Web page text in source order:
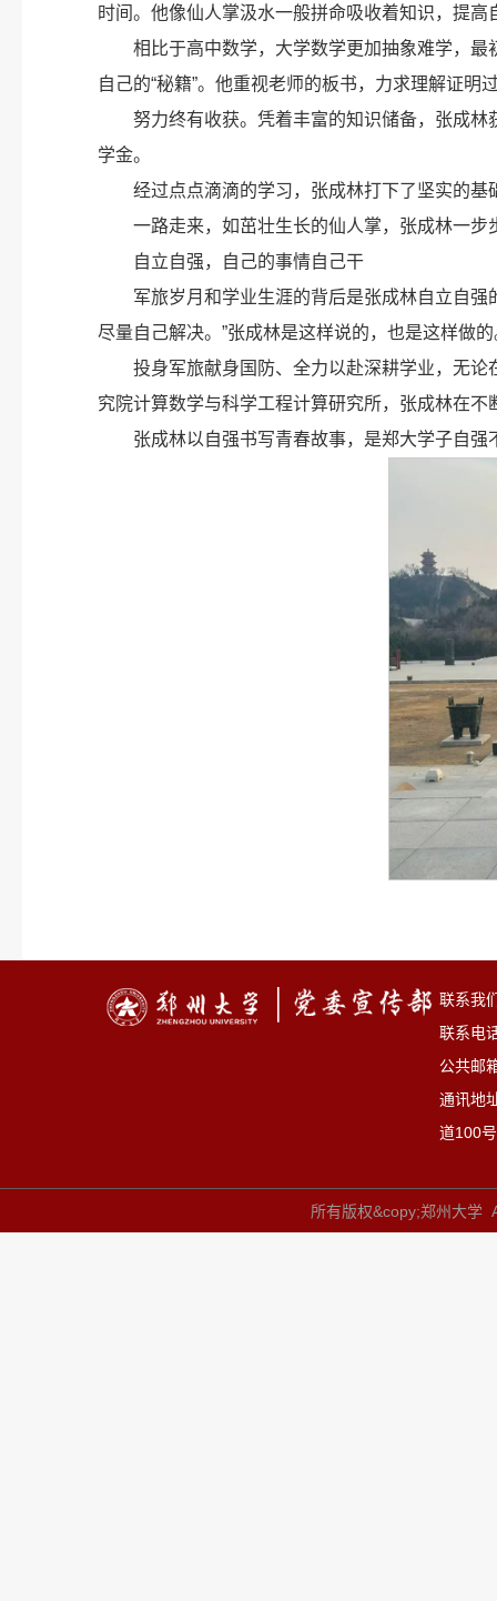
时间。他像仙人掌汲水一般拼命吸收着知识，提高
相比于高中数学，大学数学更加抽象难学，
自己的“秘籍”。他重视老师的板书，力求理解证
努力终有收获。凭着丰富的知识储备，张成
学金。
经过点点滴滴的学习，张成林打下了坚实的基
一路走来，如茁壮生长的仙人掌，张成林一
自立自强，自己的事情自己干
军旅岁月和学业生涯的背后是张成林自立自
尽量自己解决。”张成林是这样说的，也是这样做的
投身军旅献身国防、全力以赴深耕学业，无
究院计算数学与科学工程计算研究所，张成林在不
张成林以自强书写青春故事，是郑大学子自
联系我
联系电
公共邮
通讯地
道100号
所有版权&copy;郑州大学